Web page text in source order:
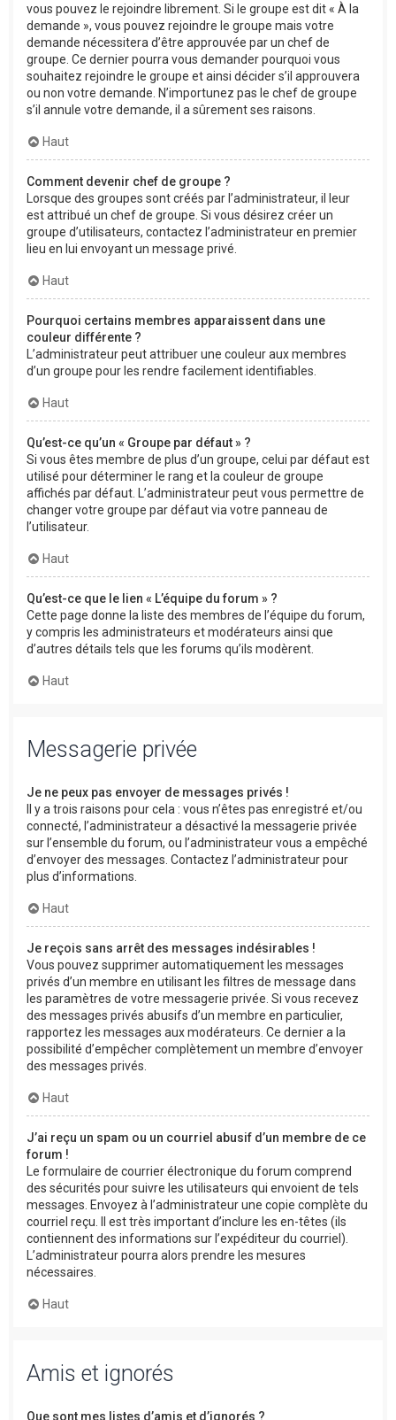
vous pouvez le rejoindre librement. Si le groupe est dit « À la
demande », vous pouvez rejoindre le groupe mais votre
demande nécessitera d’être approuvée par un chef de
groupe. Ce dernier pourra vous demander pourquoi vous
souhaitez rejoindre le groupe et ainsi décider s’il approuvera
ou non votre demande. N’importunez pas le chef de groupe
s’il annule votre demande, il a sûrement ses raisons.
Haut
Comment devenir chef de groupe ?
Lorsque des groupes sont créés par l’administrateur, il leur
est attribué un chef de groupe. Si vous désirez créer un
groupe d’utilisateurs, contactez l’administrateur en premier
lieu en lui envoyant un message privé.
Haut
Pourquoi certains membres apparaissent dans une
couleur différente ?
L’administrateur peut attribuer une couleur aux membres
d’un groupe pour les rendre facilement identifiables.
Haut
Qu’est-ce qu’un « Groupe par défaut » ?
Si vous êtes membre de plus d’un groupe, celui par défaut est
utilisé pour déterminer le rang et la couleur de groupe
affichés par défaut. L’administrateur peut vous permettre de
changer votre groupe par défaut via votre panneau de
l’utilisateur.
Haut
Qu’est-ce que le lien « L’équipe du forum » ?
Cette page donne la liste des membres de l’équipe du forum,
y compris les administrateurs et modérateurs ainsi que
d’autres détails tels que les forums qu’ils modèrent.
Haut
Messagerie privée
Je ne peux pas envoyer de messages privés !
Il y a trois raisons pour cela : vous n’êtes pas enregistré et/ou
connecté, l’administrateur a désactivé la messagerie privée
sur l’ensemble du forum, ou l’administrateur vous a empêché
d’envoyer des messages. Contactez l’administrateur pour
plus d’informations.
Haut
Je reçois sans arrêt des messages indésirables !
Vous pouvez supprimer automatiquement les messages
privés d’un membre en utilisant les filtres de message dans
les paramètres de votre messagerie privée. Si vous recevez
des messages privés abusifs d’un membre en particulier,
rapportez les messages aux modérateurs. Ce dernier a la
possibilité d’empêcher complètement un membre d’envoyer
des messages privés.
Haut
J’ai reçu un spam ou un courriel abusif d’un membre de ce
forum !
Le formulaire de courrier électronique du forum comprend
des sécurités pour suivre les utilisateurs qui envoient de tels
messages. Envoyez à l’administrateur une copie complète du
courriel reçu. Il est très important d’inclure les en-têtes (ils
contiennent des informations sur l’expéditeur du courriel).
L’administrateur pourra alors prendre les mesures
nécessaires.
Haut
Amis et ignorés
Que sont mes listes d’amis et d’ignorés ?